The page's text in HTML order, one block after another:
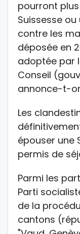
pourront
Suissesse
contre les
déposée en
adoptée par
Conseil
annonce-t-
Les
épouser une
permis de
Parmi les
Parti
de la
cantons